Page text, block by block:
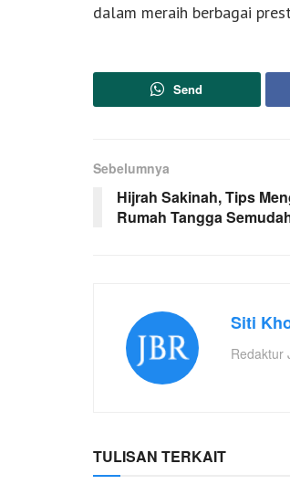
dalam meraih berbagai
Send
Sebelumnya
Hijrah Sakinah, Tips
Rumah Tangga
Siti
Redaktur
TULISAN TERKAIT